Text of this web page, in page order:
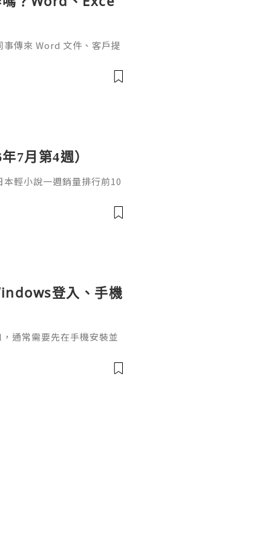
傳來 Word 文件、客戶提
處理起來比較零散。因此不
7月第4週）
輕小說一週銷量排行前10
版社：角川發售日：2026
慢生活16作者：棚架ユウ
登入、手機
通常需要先在手機安裝並